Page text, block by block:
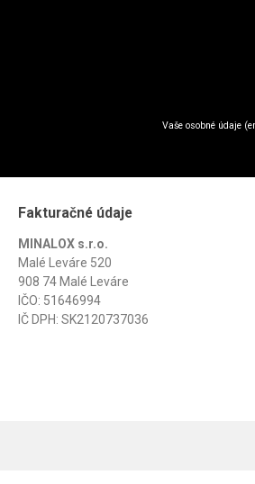
Vaše osobné údaje
Fakturačné údaje
MINALOX s.r.o.
Malé Leváre 520
908 74 Malé Leváre
IČO: 51646994
IČ DPH: SK2120737036